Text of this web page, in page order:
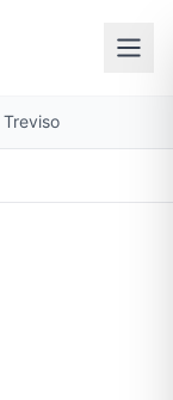
Treviso